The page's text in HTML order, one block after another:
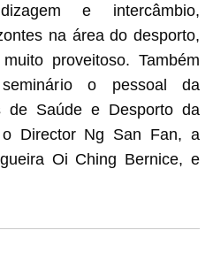
e intercâmbio,
na área do desporto,
proveitoso. Também
o pessoal da
de Saúde e Desporto da
o Director Ng San Fan, a
Oi Ching Bernice, e